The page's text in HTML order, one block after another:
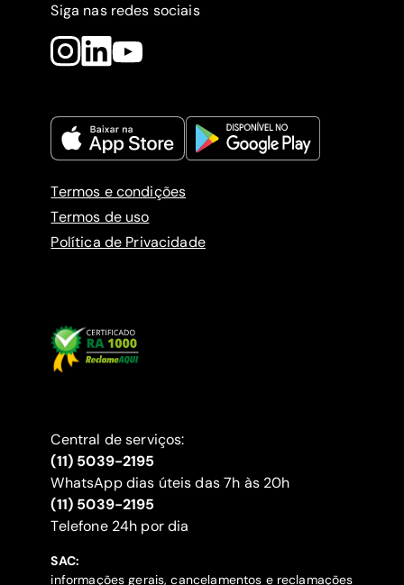
Siga nas redes sociais
Termos e condições
Termos de uso
Política de Privacidade
Central de serviços:
(11) 5039-2195
WhatsApp dias úteis das 7h às 20h
(11) 5039-2195
‍Telefone 24h por dia
SAC:
informações gerais, cancelamentos e reclamações